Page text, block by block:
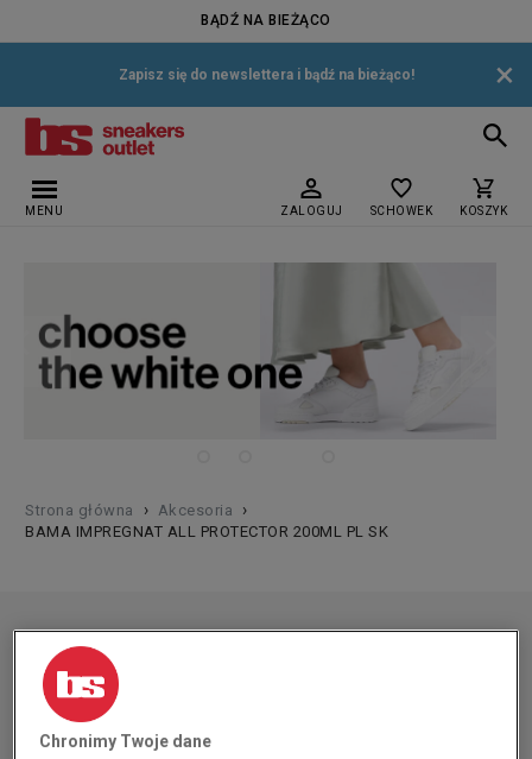
BĄDŹ NA BIEŻĄCO
Zapisz się do newslettera i bądź na bieżąco! ×
MENU ZALOGUJ SCHOWEK KOSZYK
Strona główna › Akcesoria ›
BAMA IMPREGNAT ALL PROTECTOR 200ML PL SK
Chronimy Twoje dane